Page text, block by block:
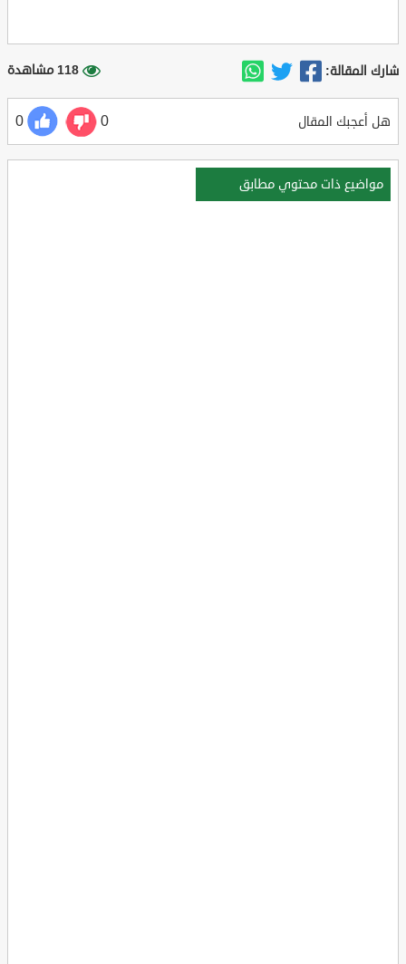
شارك المقالة: 118 مشاهدة
هل أعجبك المقال 0
0
مواضيع ذات محتوي مطابق